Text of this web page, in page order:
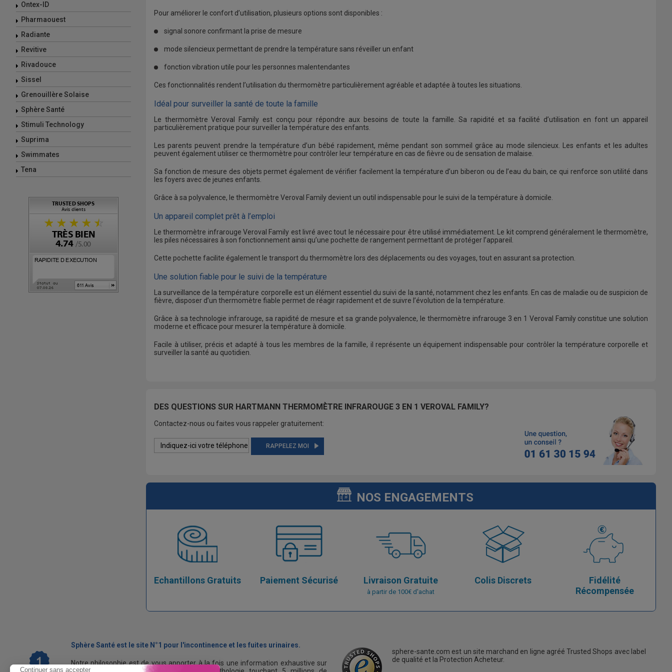
Ontex-ID
Pharmaouest
Radiante
Revitive
Rivadouce
Sissel
Grenouillère Solaise
Sphère Santé
Stimuli Technology
Suprima
Swimmates
Tena
Pour améliorer le confort d’utilisation, plusieurs options sont disponibles :
signal sonore confirmant la prise de mesure
mode silencieux permettant de prendre la température sans réveiller un enfant
fonction vibration utile pour les personnes malentendantes
Ces fonctionnalités rendent l’utilisation du thermomètre particulièrement agréable et adaptée à toutes les situations.
Idéal pour surveiller la santé de toute la famille
Le thermomètre Veroval Family est conçu pour répondre aux besoins de toute la famille. Sa rapidité et sa facilité d’utilisation en font un appareil
particulièrement pratique pour surveiller la température des enfants.
Les parents peuvent prendre la température d’un bébé rapidement, même pendant son sommeil grâce au mode silencieux. Les enfants et les adultes
peuvent également utiliser ce thermomètre pour contrôler leur température en cas de fièvre ou de sensation de malaise.
Sa fonction de mesure des objets permet également de vérifier facilement la température d’un biberon ou de l’eau du bain, ce qui renforce son utilité dans
les foyers avec de jeunes enfants.
Grâce à sa polyvalence, le thermomètre Veroval Family devient un outil indispensable pour le suivi de la température à domicile.
Un appareil complet prêt à l’emploi
Le thermomètre infrarouge Veroval Family est livré avec tout le nécessaire pour être utilisé immédiatement. Le kit comprend généralement le thermomètre,
les piles nécessaires à son fonctionnement ainsi qu’une pochette de rangement permettant de protéger l’appareil.
Cette pochette facilite également le transport du thermomètre lors des déplacements ou des voyages, tout en assurant sa protection.
Une solution fiable pour le suivi de la température
La surveillance de la température corporelle est un élément essentiel du suivi de la santé, notamment chez les enfants. En cas de maladie ou de suspicion de
fièvre, disposer d’un thermomètre fiable permet de réagir rapidement et de suivre l’évolution de la température.
Grâce à sa technologie infrarouge, sa rapidité de mesure et sa grande polyvalence, le thermomètre infrarouge 3 en 1 Veroval Family constitue une solution
moderne et efficace pour mesurer la température à domicile.
Facile à utiliser, précis et adapté à tous les membres de la famille, il représente un équipement indispensable pour contrôler la température corporelle et
surveiller la santé au quotidien.
DES QUESTIONS SUR HARTMANN THERMOMÈTRE INFRAROUGE 3 EN 1 VEROVAL FAMILY?
Contactez-nous ou faites vous rappeler gratuitement:
RAPPELEZ MOI
NOS ENGAGEMENTS
Echantillons Gratuits Paiement Sécurisé Livraison Gratuite
à partir de 100€ d'achat
Colis Discrets
Fidélité
Récompensée
Sphère Santé est le site N°1 pour l'incontinence et les fuites urinaires.
Notre philosophie est de vous apporter à la fois une information exhaustive sur
sphere-sante.com est un site marchand en ligne agréé Trusted Shops avec label
de qualité et la Protection Acheteur.